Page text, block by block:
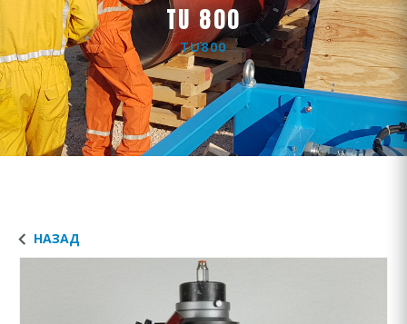
TU 800
TU800
НАЗАД